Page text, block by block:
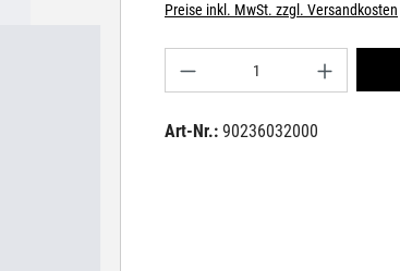
Preise inkl. MwSt. zzgl. Versandkosten
Produkt Anzahl: Gib
Art-Nr.: 90236032000